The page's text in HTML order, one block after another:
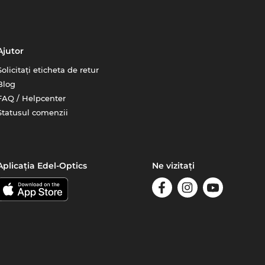
eticheta de retur
/ Helpcenter
comenzii
Edel-Optics Ne vizitați